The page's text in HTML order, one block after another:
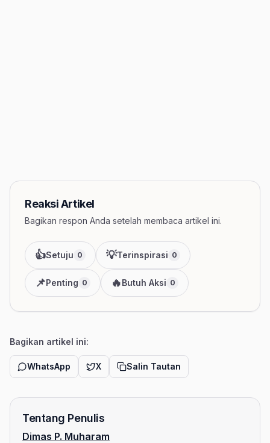
Reaksi Artikel
Bagikan respon Anda setelah membaca artikel ini.
👍Setuju 0 💡Terinspirasi 0
📌Penting 0 🔥Butuh Aksi 0
Bagikan artikel ini:
WhatsApp X Salin Tautan
Tentang Penulis
Dimas P. Muharam